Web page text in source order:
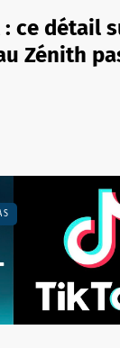
ce détail
Zénith